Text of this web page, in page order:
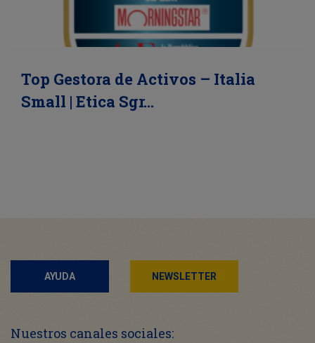
Top Gestora de Activos – Italia
Small | Etica Sgr…
AYUDA NEWSLETTER
Nuestros canales sociales: